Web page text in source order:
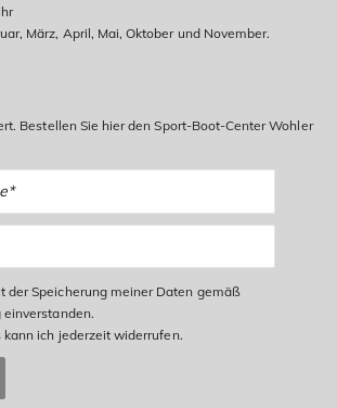
März, April, Mai, Oktober und November.
Bestellen Sie hier den Sport-Boot-Center Wohler
der Speicherung meiner Daten gemäß
kann ich jederzeit widerrufen.